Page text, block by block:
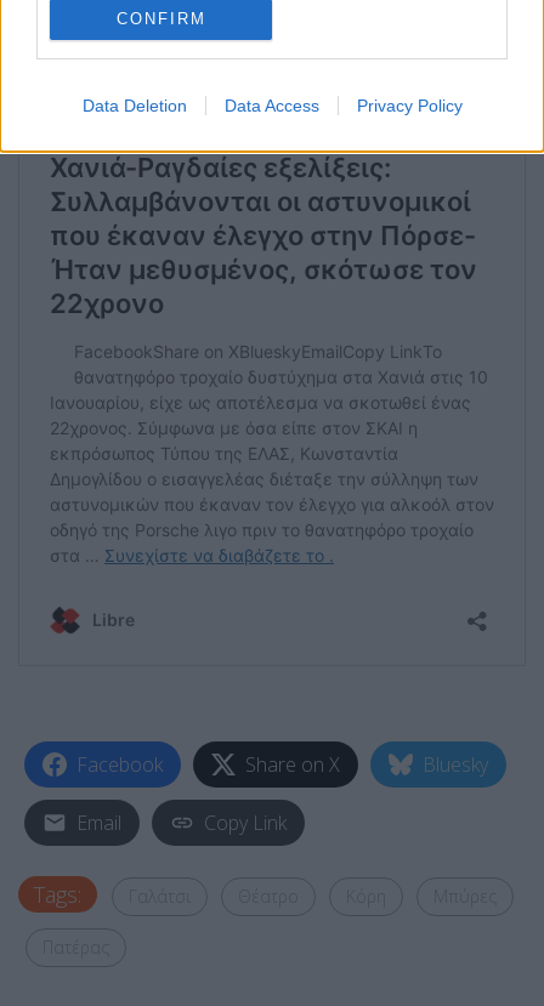
CONFIRM
Data Deletion Data Access Privacy Policy
σοβαρό κίνδυνο. Ο 42χρονος έχει κατηγορηθεί
στο παρελθόν και για ενδοοικογενειακή βία.
Facebook Share on X Bluesky
Email Copy Link
Tags: